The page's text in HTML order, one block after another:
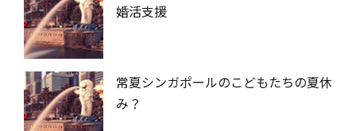
婚活支援
常夏シンガポールのこどもたちの夏休
み？